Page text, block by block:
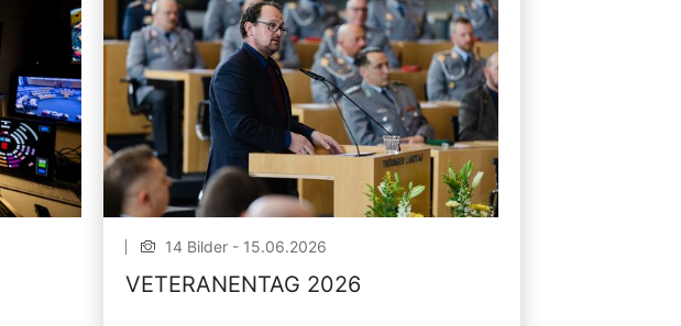
14 Bilder - 15.06.2026
VETERANENTAG 2026